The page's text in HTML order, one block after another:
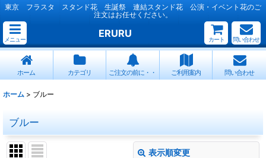
東京 フラスタ スタンド花 生誕祭 連結スタンド花 公演・イベント花のご
注文はお任せください。
メニュー
ERURU
カート 問い合わせ
ホーム カテゴリ ご注文の前に・・ ご利用案内 問い合わせ
ホーム > ブルー
ブルー
表示順変更